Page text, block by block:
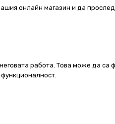
онлайн магазин и да
работа. Това може да